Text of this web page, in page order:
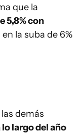
que la
5,8% con
la suba de 6%
demás
largo del año